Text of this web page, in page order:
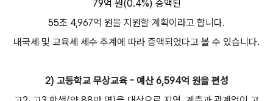
79억 원(0.4%) 증액된
55조 4,967억 원을 지원할 계획이라고 합니다.
내국세 및 교육세 세수 추계에 따라 증액되었다고 볼 수 있습니다.
2) 고등학교 무상교육 - 예산 6,594억 원을 편성